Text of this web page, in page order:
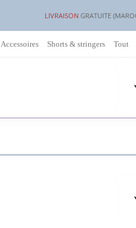
LIVRAISON GRATUITE
Accessoires Shorts & stringers Tout